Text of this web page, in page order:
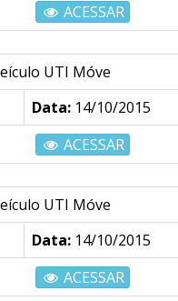
ACESSAR
UTI Móve
Data:14/10/2015
ACESSAR
UTI Móve
Data:14/10/2015
ACESSAR